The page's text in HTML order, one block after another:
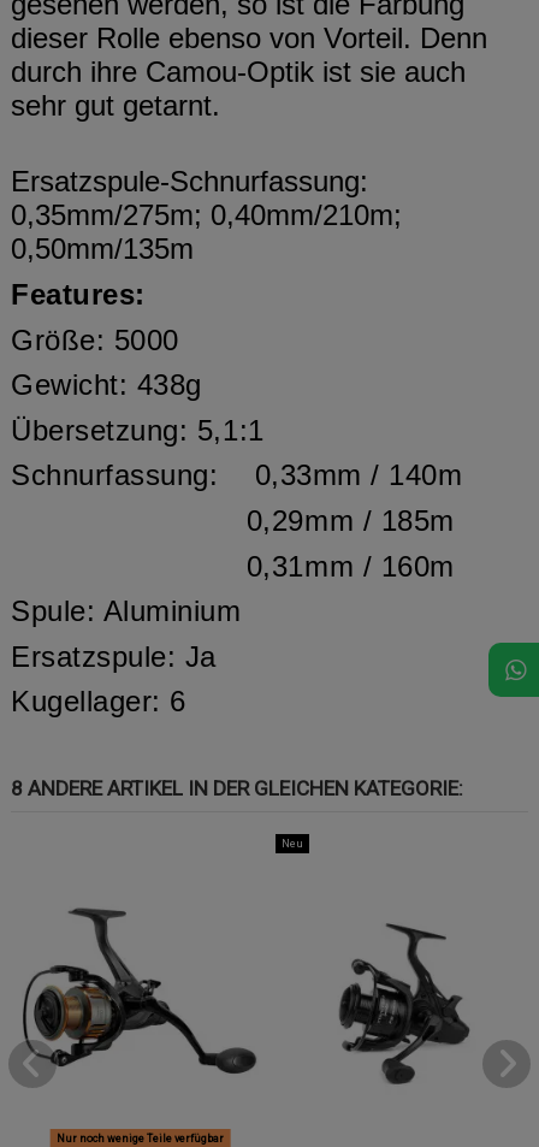
dieser Rolle ebenso von Vorteil. Denn
durch ihre Camou-Optik ist sie auch
sehr gut getarnt.
Ersatzspule-Schnurfassung:
0,35mm/275m; 0,40mm/210m;
0,50mm/135m
Features:
Größe: 5000
Gewicht: 438g
Übersetzung: 5,1:1
Schnurfassung:
0,33mm / 140m
0,29mm / 185m
0,31mm / 160m
Spule: Aluminium
Ersatzspule: Ja
Kugellager: 6
8 ANDERE ARTIKEL IN DER GLEICHEN KATEGORIE:
Nur noch wenige Teile verfügbar
Neu